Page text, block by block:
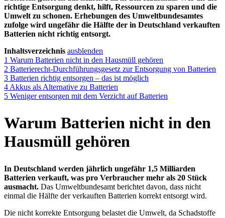
richtige Entsorgung denkt, hilft, Ressourcen zu sparen und die
Umwelt zu schonen. Erhebungen des Umweltbundesamtes
zufolge wird ungefähr die Hälfte der in Deutschland verkauften
Batterien nicht richtig entsorgt.
Inhaltsverzeichnis ausblenden
1 Warum Batterien nicht in den Hausmüll gehören
2 Batterierecht-Durchführungsgesetz zur Entsorgung von Batterien
3 Batterien richtig entsorgen – das ist möglich
4 Akkus als Alternative zu Batterien
5 Weniger entsorgen mit dem Verzicht auf Batterien
Warum Batterien nicht in den
Hausmüll gehören
In Deutschland werden jährlich ungefähr 1,5 Milliarden
Batterien verkauft, was pro Verbraucher mehr als 20 Stück
ausmacht. Das Umweltbundesamt berichtet davon, dass nicht
einmal die Hälfte der verkauften Batterien korrekt entsorgt wird.
Die nicht korrekte Entsorgung belastet die Umwelt, da Schadstoffe